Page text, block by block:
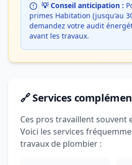
💡 Conseil anticipation :
primes Habitation (jusqu'au
demandez votre audit
avant les travaux.
🔗 Services
Ces pros travaillent souvent
Voici les services
travaux de plombier :